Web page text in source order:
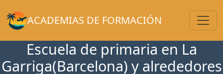
ACADEMIAS DE FORMACIÓN
Escuela de primaria en La
Garriga(Barcelona) y alrededores